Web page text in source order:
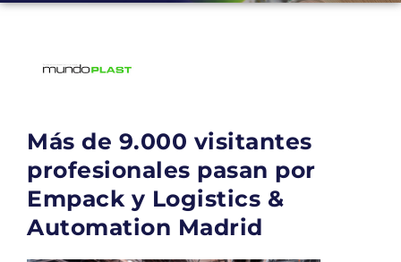
Más de 9.000 visitantes
profesionales pasan por
Empack y Logistics &
Automation Madrid